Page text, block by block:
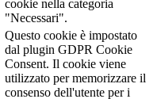
cookie nella categoria
"Necessari".
Questo cookie è impostato
dal plugin GDPR Cookie
Consent. Il cookie viene
utilizzato per memorizzare il
consenso dell'utente per i